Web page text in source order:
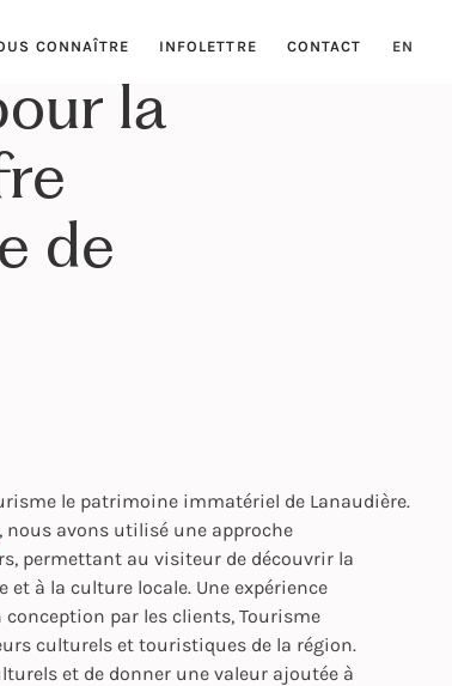
CONNAÎTRE INFOLETTRE CONTACT EN
la
de
le patrimoine immatériel de Lanaudière.
, nous avons utilisé une approche
permettant au visiteur de découvrir la
à la culture locale. Une expérience
par les clients, Tourisme
culturels et touristiques de la région.
et de donner une valeur ajoutée à